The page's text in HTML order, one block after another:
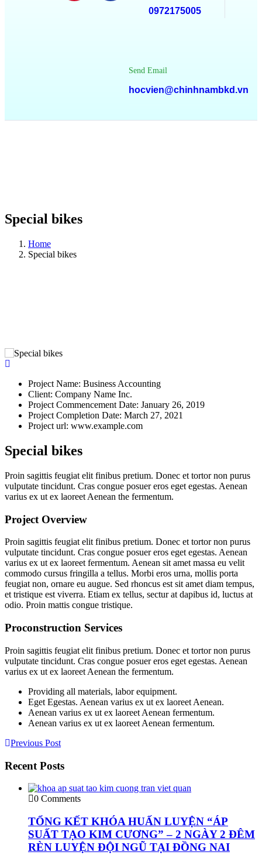
0972175005
Send Email
hocvien@chinhnambkd.vn
Special bikes
Home
Special bikes
Project Name: Business Accounting
Client: Company Name Inc.
Project Commencement Date: January 26, 2019
Project Completion Date: March 27, 2021
Project url: www.example.com
Special bikes
Proin sagittis feugiat elit finibus pretium. Donec et tortor non purus
vulputate tincidunt. Cras congue posuer eros eget egestas. Aenean
varius ex ut ex laoreet Aenean the fermentum.
Project Overview
Proin sagittis feugiat elit finibus pretium. Donec et tortor non purus
vulputate tincidunt. Cras congue posuer eros eget egestas. Aenean
varius ex ut ex laoreet fermentum. Aenean sit amet massa eu velit
commodo cursus fringilla a tellus. Morbi eros urna, mollis porta
feugiat non, ornare eu augue. Sed rhoncus est sit amet diam tempus,
et tristique est viverra. Etiam ex tellus, sectur at dapibus id, luctus at
odio. Proin mattis congue tristique.
Proconstruction Services
Proin sagittis feugiat elit finibus pretium. Donec et tortor non purus
vulputate tincidunt. Cras congue posuer eros eget egestas. Aenean
varius ex ut ex laoreet Aenean the fermentum.
Providing all materials, labor equipment.
Eget Egestas. Aenean varius ex ut ex laoreet Aenean.
Aenean varius ex ut ex laoreet Aenean fermentum.
Aenean varius ex ut ex laoreet Aenean fermentum.
Previous Post
Recent Posts
0 Comments
TỔNG KẾT KHÓA HUẤN LUYỆN “ÁP
SUẤT TẠO KIM CƯƠNG” – 2 NGÀY 2 ĐÊM
RÈN LUYỆN ĐỘI NGŨ TẠI ĐỒNG NAI